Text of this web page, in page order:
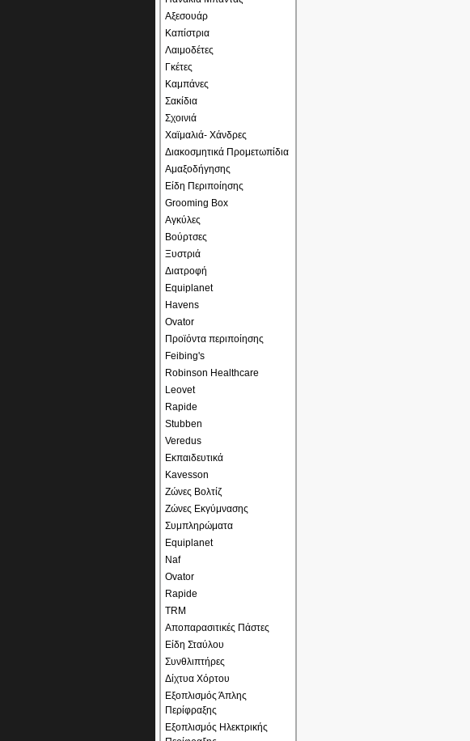
Αξεσουάρ
Καπίστρια
Λαιμοδέτες
Γκέτες
Καμπάνες
Σακίδια
Σχοινιά
Χαϊμαλιά- Χάνδρες
Διακοσμητικά Προμετωπίδια
Αμαξοδήγησης
Είδη Περιποίησης
Grooming Box
Αγκύλες
Βούρτσες
Ξυστριά
Διατροφή
Equiplanet
Havens
Ovator
Προϊόντα περιποίησης
Feibing's
Robinson Healthcare
Leovet
Rapide
Stubben
Veredus
Εκπαιδευτικά
Kavesson
Ζώνες Βολτίζ
Ζώνες Εκγύμνασης
Συμπληρώματα
Equiplanet
Naf
Ovator
Rapide
TRM
Αποπαρασιτικές Πάστες
Είδη Σταύλου
Συνθλιπτήρες
Δίχτυα Χόρτου
Εξοπλισμός Άπλης
Περίφραξης
Εξοπλισμός Ηλεκτρικής